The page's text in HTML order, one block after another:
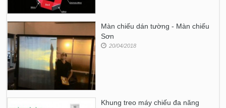
Màn chiếu dán tường - Màn chiếu
Sơn
20/04/2018
Khung treo máy chiếu đa năng